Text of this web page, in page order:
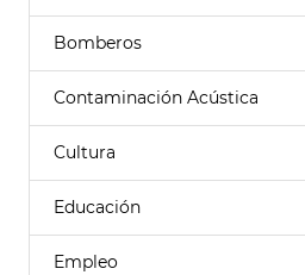
Bomberos
Contaminación Acústica
Cultura
Educación
Empleo